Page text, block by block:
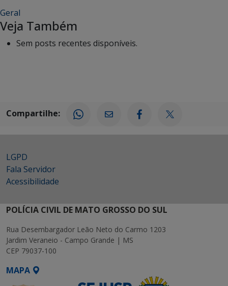
Geral
Veja Também
Sem posts recentes disponíveis.
Compartilhe:
LGPD
Fala Servidor
Acessibilidade
POLÍCIA CIVIL DE MATO GROSSO DO SUL
Rua Desembargador Leão Neto do Carmo 1203
Jardim Veraneio - Campo Grande | MS
CEP 79037-100
MAPA